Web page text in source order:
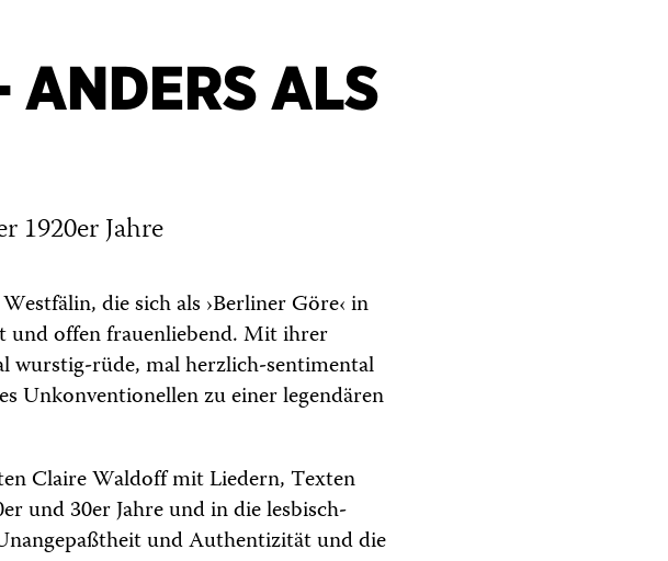
ALS
1920er Jahre
die sich als ›Berliner Göre‹ in
und offen frauenliebend. Mit ihrer
wurstig-rüde, mal herzlich-sentimental
Unkonventionellen zu einer legendären
Claire Waldoff mit Liedern, Texten
und 30er Jahre und in die lesbisch-
und Authentizität und die